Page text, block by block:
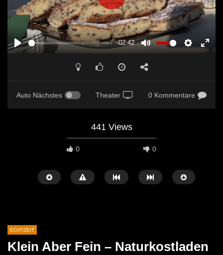
PLAY
-02:42
MUTE SETTINGS
PLAY
Auto Nächstes Theater 0 Kommentare
441 Views
0 0
ECHTZEIT
Klein Aber Fein – Naturkostladen